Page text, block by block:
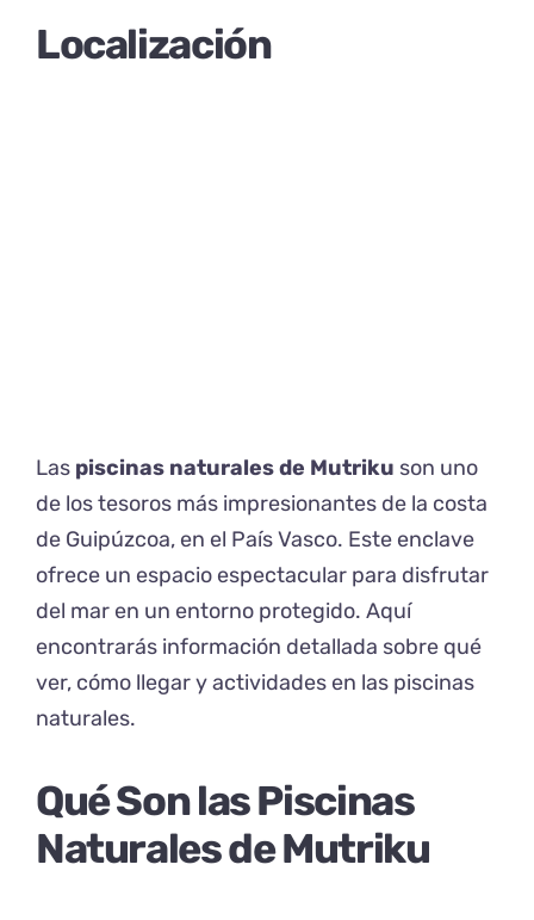
Localización
Las piscinas naturales de Mutriku son uno
de los tesoros más impresionantes de la costa
de Guipúzcoa, en el País Vasco. Este enclave
ofrece un espacio espectacular para disfrutar
del mar en un entorno protegido. Aquí
encontrarás información detallada sobre qué
ver, cómo llegar y actividades en las piscinas
naturales.
Qué Son las Piscinas
Naturales de Mutriku